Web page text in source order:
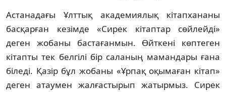
Астанадағы Ұлттық академиялық кітап­хананы
басқарған кезімде «Сирек кітаптар сөйлейді»
деген жобаны бастағанмын. Өйт­кені көптеген
кітапты тек белгілі бір сала­ның мамандары ғана
біледі. Қазір бұл жо­баны «Ұрпақ оқымаған кітап»
деген атаумен жал­ғастырып жатырмыз. Сирек